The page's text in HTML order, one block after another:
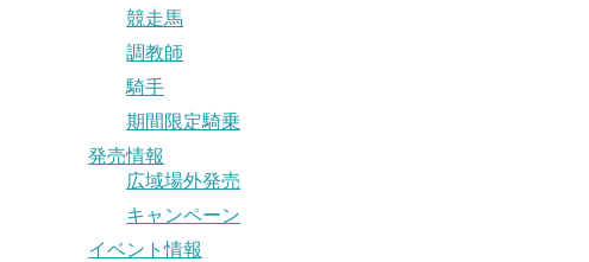
競走馬
調教師
騎手
期間限定騎乗
発売情報
広域場外発売
キャンペーン
イベント情報